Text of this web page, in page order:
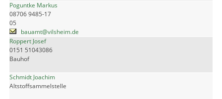
Poguntke Markus
08706 9485-17
05
bauamt@vilsheim.de
Roppert Josef
0151 51043086
Bauhof
Schmidt Joachim
Altstoffsammelstelle